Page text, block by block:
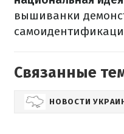
вышиванки
Связанные
НОВОСТИ